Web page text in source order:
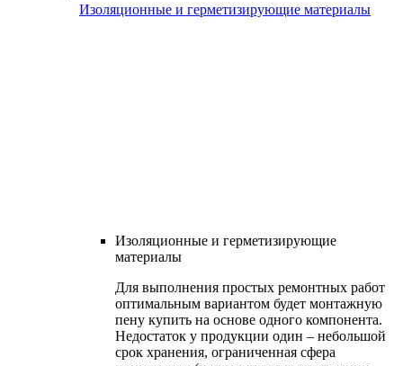
Изоляционные и герметизирующие материалы
Изоляционные и герметизирующие
материалы
Для выполнения простых ремонтных работ
оптимальным вариантом будет монтажную
пену купить на основе одного компонента.
Недостаток у продукции один – небольшой
срок хранения, ограниченная сфера